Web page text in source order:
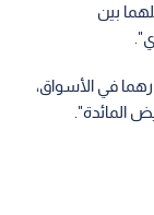
بين
في الأسواق،
المائدة".